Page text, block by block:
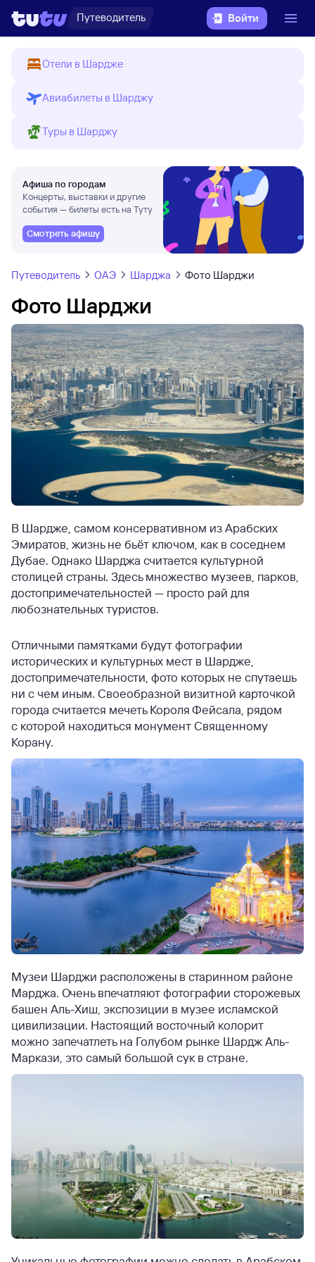
Путеводитель Войти
Отели в Шардже
Авиабилеты в Шарджу
Туры в Шарджу
Афиша по городам
Концерты, выставки и другие
события — билеты есть на Туту
Смотреть афишу
Путеводитель ОАЭ Шарджа Фото Шарджи
Фото Шарджи
В Шардже, самом консервативном из Арабских
Эмиратов, жизнь не бьёт ключом, как в соседнем
Дубае. Однако Шарджа считается культурной
столицей страны. Здесь множество музеев, парков,
достопримечательностей — просто рай для
любознательных туристов.
Отличными памятками будут фотографии
исторических и культурных мест в Шардже,
достопримечательности, фото которых не спутаешь
ни с чем иным. Своеобразной визитной карточкой
города считается мечеть Короля Фейсала, рядом
с которой находиться монумент Священному
Корану.
Музеи Шарджи расположены в старинном районе
Марджа. Очень впечатляют фотографии сторожевых
башен Аль-Хиш, экспозиции в музее исламской
цивилизации. Настоящий восточный колорит
можно запечатлеть на Голубом рынке Шардж Аль-
Маркази, это самый большой сук в стране.